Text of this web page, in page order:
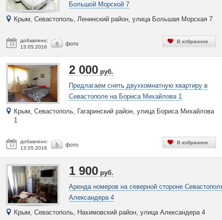
13
добавлено:
13.05.2016
9 фото
Большой Морской 7
Крым, Севастополь, Ленинский район, улица Большая Морская 7
В избранное
13
добавлено:
13.05.2016
5 фото
2 000 руб.
Предлагаем снять двухкомнатную квартиру в
Севастополе на Бориса Михайлова 1
Крым, Севастополь, Гагаринский район, улица Бориса Михайлова
1
В избранное
1 900 руб.
Аренда номеров на северной стороне
Александера 4
Крым, Севастополь, Нахимовский район, улица Александера 4